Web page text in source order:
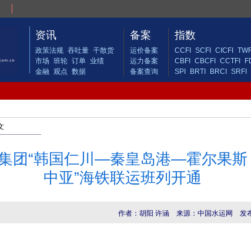
资讯
政策法规 吞吐量 干散货
市场 班轮 订单 业绩
金融 观点 数据
备案
运价备案
运力备案
备案查询
指数
CCFI SCFI CICFI
CBFI
CBCFI CCTFI
SPI
BRTI BRCI SRFI
团“韩国仁川—秦皇岛港—霍尔果
中亚”海铁联运班列开通
作者：胡阳 许涵 来源：中国水运网 发